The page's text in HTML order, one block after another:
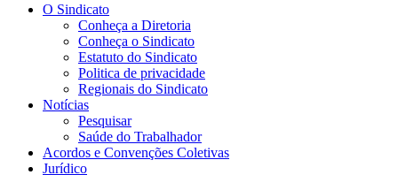
O Sindicato
Conheça a Diretoria
Conheça o Sindicato
Estatuto do Sindicato
Politica de privacidade
Regionais do Sindicato
Notícias
Pesquisar
Saúde do Trabalhador
Acordos e Convenções Coletivas
Jurídico